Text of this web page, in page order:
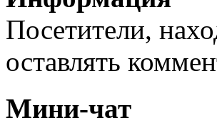
Посетители,
оставлять
Мини-чат